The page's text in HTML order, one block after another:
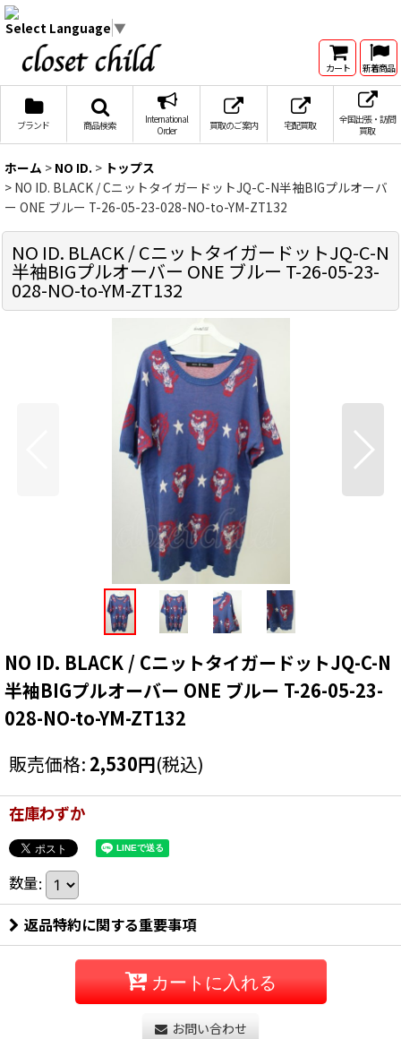
Select Language ▼
カート 新着商品
ブランド 商品検索
International
Order
買取のご案内 宅配買取
全国出張・訪問
買取
ホーム > NO ID. > トップス
> NO ID. BLACK / CニットタイガードットJQ-C-N半袖BIGプルオーバ
ー ONE ブルー T-26-05-23-028-NO-to-YM-ZT132
NO ID. BLACK / CニットタイガードットJQ-C-N
半袖BIGプルオーバー ONE ブルー T-26-05-23-
028-NO-to-YM-ZT132
NO ID. BLACK / CニットタイガードットJQ-C-N
半袖BIGプルオーバー ONE ブルー T-26-05-23-
028-NO-to-YM-ZT132
販売価格: 2,530円(税込)
在庫わずか
数量:
返品特約に関する重要事項
カートに入れる
お問い合わせ